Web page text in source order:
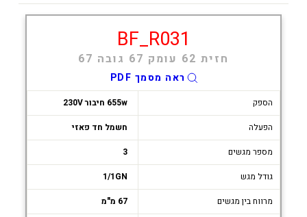
BF_R031
חזית 62 עומק 67 גובה 67
ראה מסמך PDF
הספק
655w חיבור 230V
הפעלה
חשמל חד פאזי
מספר מגשים
3
גודל מגש
1/1GN
מרווח בין מגשים
67 מ"מ